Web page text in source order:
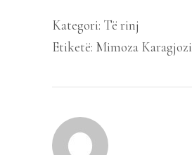
Kategori: Të rinj
Etiketë: Mimoza Karagjozi